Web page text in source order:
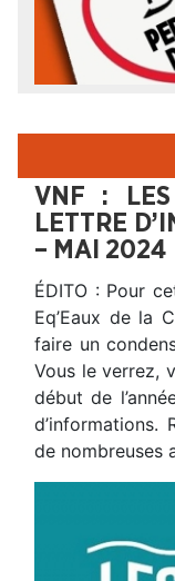
VNF :
LETTRE
– MAI 2024
ÉDITO : Pour
Eq’Eaux de la
faire un
Vous le verrez,
début de
d’informations.
de nombreuses